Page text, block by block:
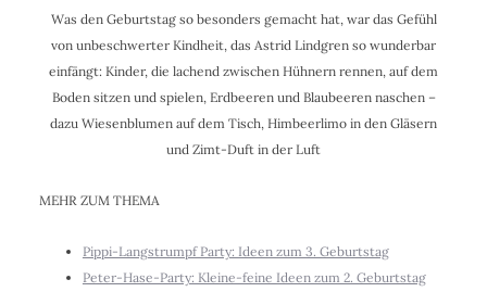
Was den Geburtstag so besonders gemacht hat, war das Gefühl
von unbeschwerter Kindheit, das Astrid Lindgren so wunderbar
einfängt: Kinder, die lachend zwischen Hühnern rennen, auf dem
Boden sitzen und spielen, Erdbeeren und Blaubeeren naschen –
dazu Wiesenblumen auf dem Tisch, Himbeerlimo in den Gläsern
und Zimt-Duft in der Luft
MEHR ZUM THEMA
Pippi-Langstrumpf Party: Ideen zum 3. Geburtstag
Peter-Hase-Party: Kleine-feine Ideen zum 2. Geburtstag